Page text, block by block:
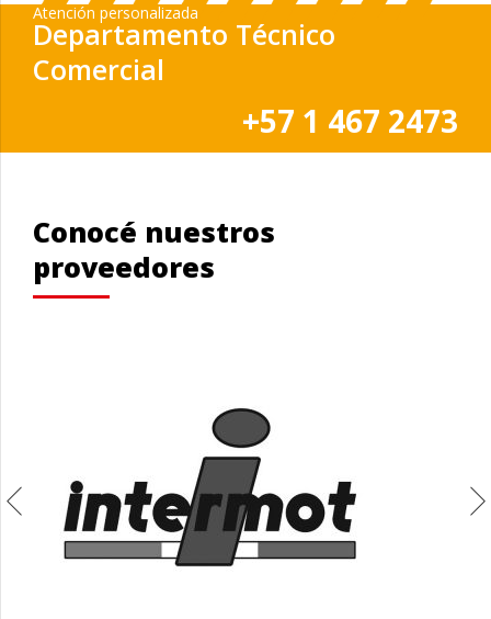
Atención personalizada
Departamento Técnico
Comercial
+57 1 467 2473
Conocé nuestros
proveedores